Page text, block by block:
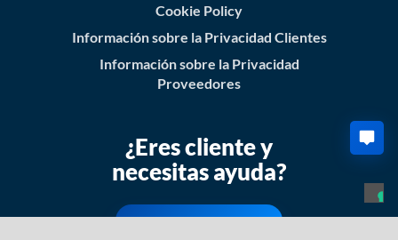
Cookie Policy
Información sobre la Privacidad Clientes
Información sobre la Privacidad
Proveedores
¿Eres cliente y
necesitas ayuda?
Soporte al Cliente